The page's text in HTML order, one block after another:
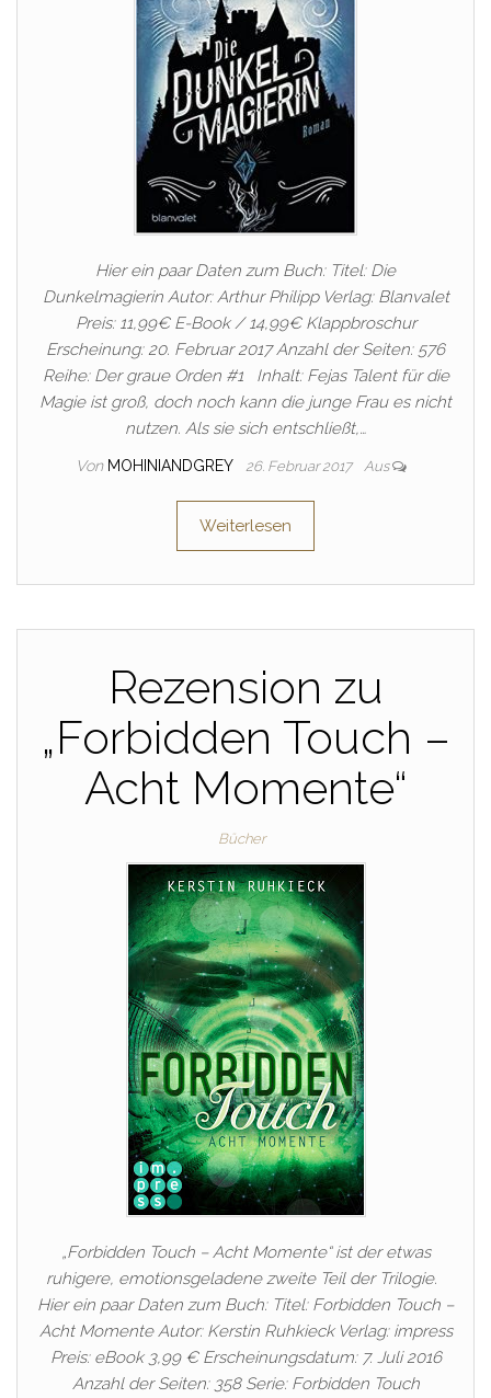
Hier ein paar Daten zum Buch: Titel: Die
Dunkelmagierin Autor: Arthur Philipp Verlag: Blanvalet
Preis: 11,99€ E-Book / 14,99€ Klappbroschur
Erscheinung: 20. Februar 2017 Anzahl der Seiten: 576
Reihe: Der graue Orden #1 Inhalt: Fejas Talent für die
Magie ist groß, doch noch kann die junge Frau es nicht
nutzen. Als sie sich entschließt,…
Von MOHINIANDGREY 26. Februar 2017 Aus
Weiterlesen
Rezension zu
„Forbidden Touch –
Acht Momente“
Bücher
„Forbidden Touch – Acht Momente“ ist der etwas
ruhigere, emotionsgeladene zweite Teil der Trilogie.
Hier ein paar Daten zum Buch: Titel: Forbidden Touch –
Acht Momente Autor: Kerstin Ruhkieck Verlag: impress
Preis: eBook 3,99 € Erscheinungsdatum: 7. Juli 2016
Anzahl der Seiten: 358 Serie: Forbidden Touch